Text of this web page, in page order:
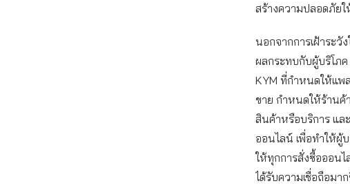
สร้างความปลอดภัย
นอกจากการเฝ้าระวั
ผลกระทบกับผู้บริโภ
KYM ที่กำหนดให้แพ
ขาย กำหนดให้ร้านค้
สินค้าหรือบริการ แล
ออนไลน์ เพื่อทำให้ผู้
ให้ทุกการสั่งซื้อออน
ได้รับความเชื่อถือม